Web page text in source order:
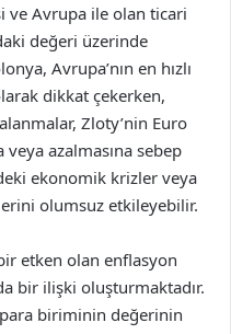
ve Avrupa ile olan ticari
değeri üzerinde
Avrupa’nın en hızlı
dikkat çekerken,
Zloty’nin Euro
veya azalmasına sebep
ekonomik krizler veya
olumsuz etkileyebilir.
etken olan enflasyon
bir ilişki oluşturmaktadır.
biriminin değerinin